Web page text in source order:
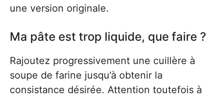
une version originale.
Ma pâte est trop liquide, que faire ?
Rajoutez progressivement une cuillère à
soupe de farine jusqu’à obtenir la
consistance désirée. Attention toutefois à